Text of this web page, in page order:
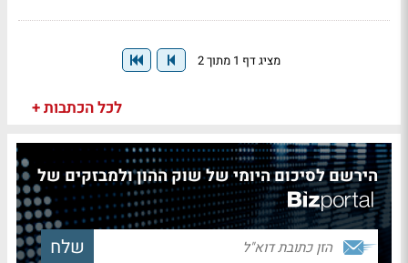
מציג דף 1 מתוך 2
לכל הכתבות +
הירשם לסיכום היומי של שוק ההון ולמבזקים של